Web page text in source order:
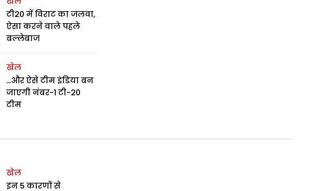
टी20 में विराट का जलवा,
ऐसा करने वाले पहले
बल्लेबाज
खेल
…और ऐसे टीम इंडिया बन
जाएगी नंबर-1 टी-20
टीम
खेल
इन 5 कारणों से